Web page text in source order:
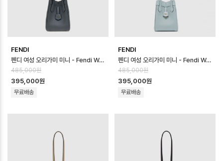
FENDI
펜디 여성 오리가미 미니 - Fendi Womens Origami Mini - feb170…
485,000원
395,000원
무료배송
FENDI
펜디 여성 오리가미 미니 - Fendi Womens Origami Mini - feb170…
485,000원
395,000원
무료배송